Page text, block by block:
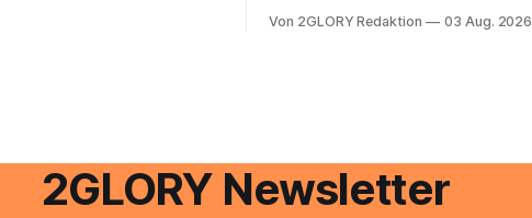
schnell abschminken, morgens eine
Unreinheiten. Professionelle
Von 2GLORY Redaktion 03 Aug. 2026
2GLORY Newsletter